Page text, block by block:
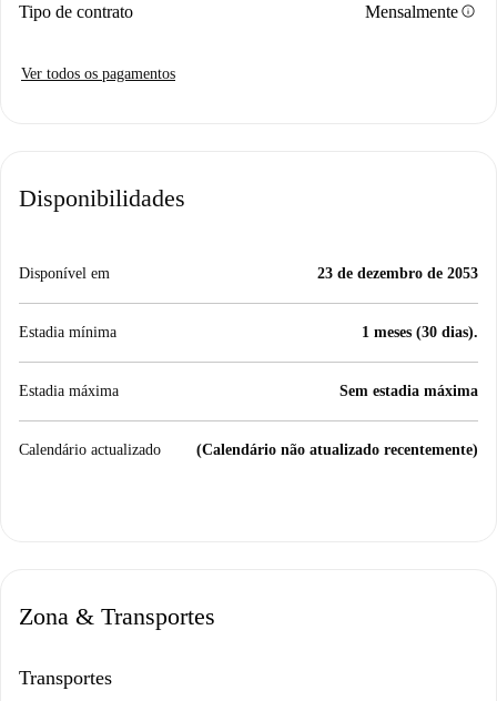
Tipo de contrato Mensalmenteinfo
Ver todos os pagamentos
Disponibilidades
Disponível em 23 de dezembro de 2053
Estadia mínima 1 meses (30 dias).
Estadia máxima Sem estadia máxima
Calendário actualizado (Calendário não atualizado recentemente)
Zona & Transportes
Transportes